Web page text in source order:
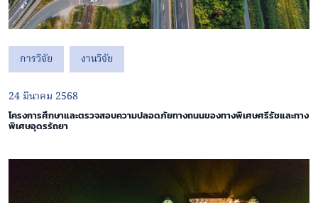
การวิจัย งานวิจัย
24 มีนาคม 2568
โครงการศึกษาและตรวจสอบความปลอดภัยทางถนนของทางพิเศษศรีรัชและทาง
พิเศษอุดรรัถยา